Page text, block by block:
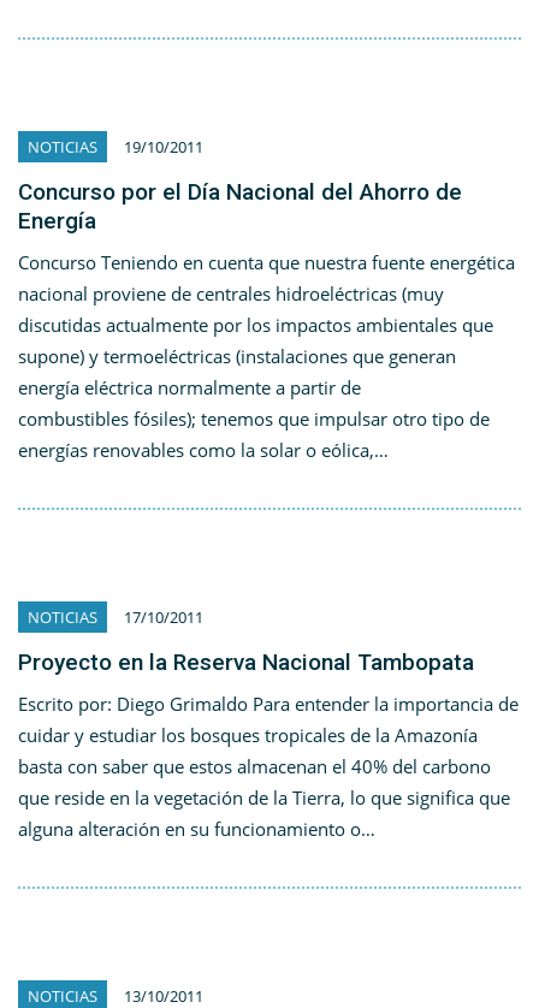
NOTICIAS 19/10/2011
Concurso por el Día Nacional del Ahorro de
Energía
Concurso Teniendo en cuenta que nuestra fuente energética
nacional proviene de centrales hidroeléctricas (muy
discutidas actualmente por los impactos ambientales que
supone) y termoeléctricas (instalaciones que generan
energía eléctrica normalmente a partir de
combustibles fósiles); tenemos que impulsar otro tipo de
energías renovables como la solar o eólica,…
NOTICIAS 17/10/2011
Proyecto en la Reserva Nacional Tambopata
Escrito por: Diego Grimaldo Para entender la importancia de
cuidar y estudiar los bosques tropicales de la Amazonía
basta con saber que estos almacenan el 40% del carbono
que reside en la vegetación de la Tierra, lo que significa que
alguna alteración en su funcionamiento o…
NOTICIAS 13/10/2011